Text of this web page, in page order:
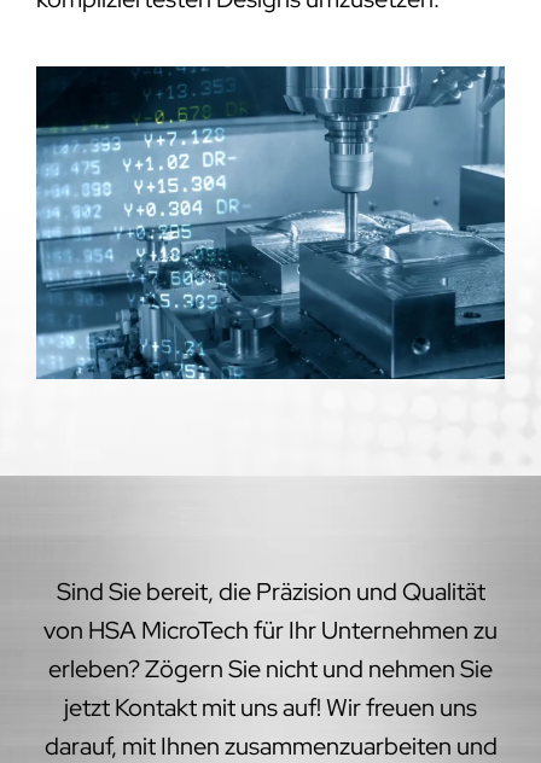
Sind Sie bereit, die Präzision und Qualität
von HSA MicroTech für Ihr Unternehmen zu
erleben? Zögern Sie nicht und nehmen Sie
jetzt Kontakt mit uns auf! Wir freuen uns
darauf, mit Ihnen zusammenzuarbeiten und